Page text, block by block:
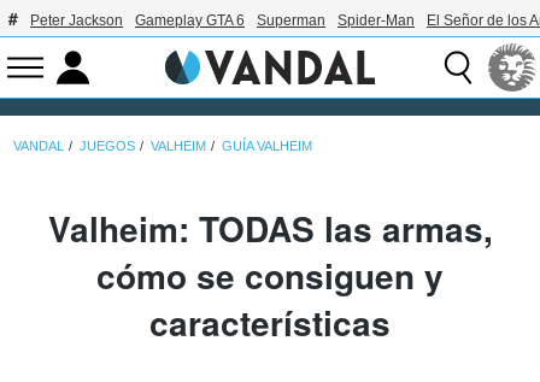
Peter Jackson Gameplay GTA 6 Superman Spider-Man El Señor de los
VANDAL JUEGOS VALHEIM GUÍA VALHEIM
Valheim: TODAS las armas,
cómo se consiguen y
características